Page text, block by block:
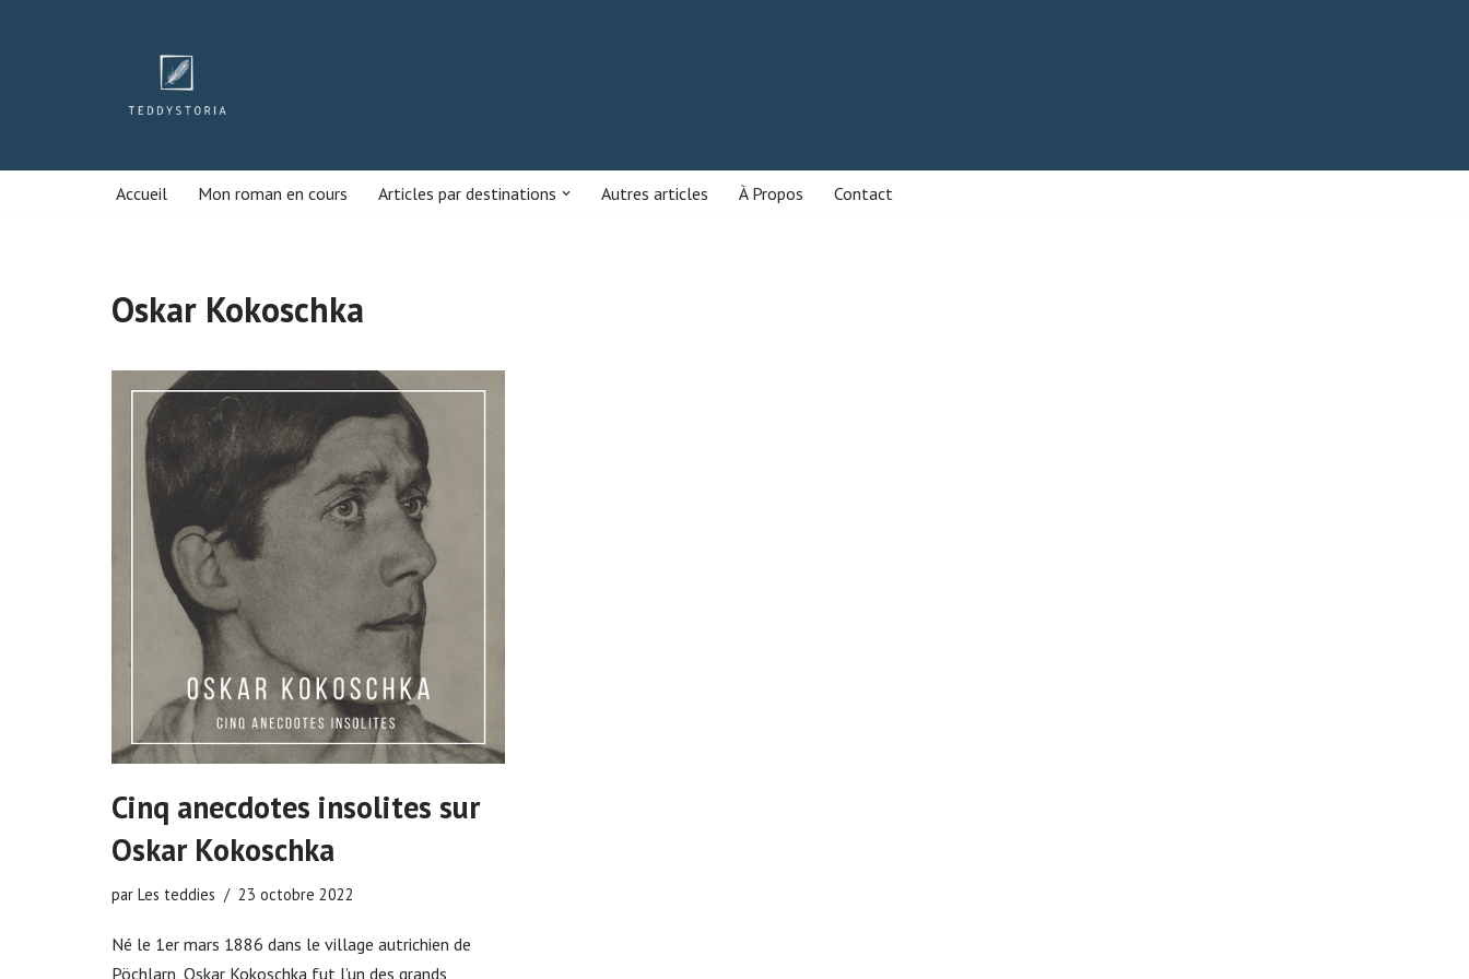
Accueil Mon roman en cours Articles par destinations Autres articles À Propos Contact
Oskar Kokoschka
Cinq anecdotes insolites sur
Oskar Kokoschka
par Les teddies 23 octobre 2022
Né le 1er mars 1886 dans le village autrichien de
Pöchlarn, Oskar Kokoschka fut l’un des grands